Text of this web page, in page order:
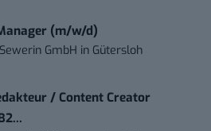
(m/w/d)
GmbH in Gütersloh
/ Content Creator